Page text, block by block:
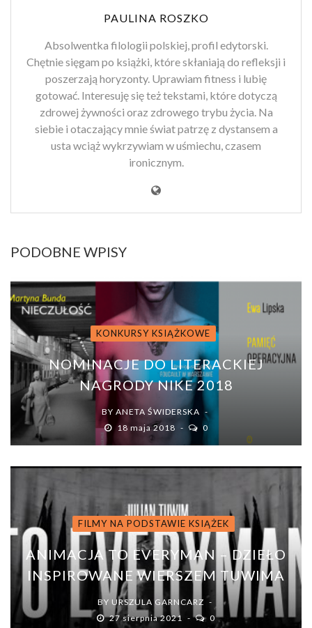
PAULINA ROSZKO
Absolwentka filologii polskiej, profil edytorski.
Chętnie sięgam po książki, które skłaniają do refleksji i
poszerzają horyzonty. Uprawiam fitness i lubię
gotować. Interesuję się też tekstami, które dotyczą
zdrowej żywności oraz zdrowego trybu życia. Na
siebie i otaczający mnie świat patrzę z dystansem a
usta wciąż wykrzywiam w uśmiechu, czasem
ironicznym.
PODOBNE WPISY
KONKURSY KSIĄŻKOWE
NOMINACJE DO LITERACKIEJ
NAGRODY NIKE 2018
BY ANETA ŚWIDERSKA
18 maja 2018
0
FILMY NA PODSTAWIE KSIĄŻEK
ANIMACJA TO EVERYMAN – DZIEŁO
INSPIROWANE WIERSZEM TUWIMA
BY URSZULA GARNCARZ
27 sierpnia 2021
0